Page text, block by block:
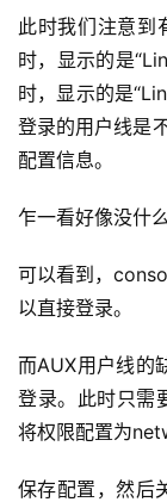
此时我们注意到
时，显示的是
时，显示的是
登录的用户线是
配置信息。
乍一看好像没什
可以看到，
以直接登录。
而AUX用户线的
登录。此时只需
将权限配置为
保存配置，然后